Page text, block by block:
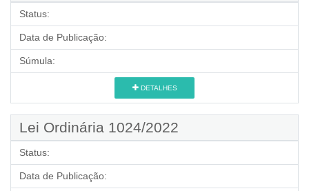
Status:
Data de Publicação:
Súmula:
DETALHES
Lei Ordinária 1024/2022
Status:
Data de Publicação: